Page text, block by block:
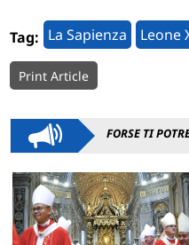
Tag: La Sapienza Leone
Print Article
FORSE TI